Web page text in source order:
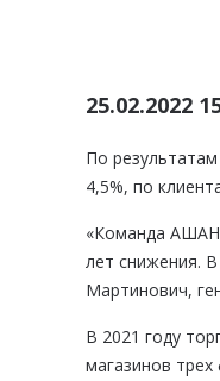
25.02.2022
По
4,5%, по
«Команда АШАН
лет снижения.
Мартинович,
В 2021 году
магазинов